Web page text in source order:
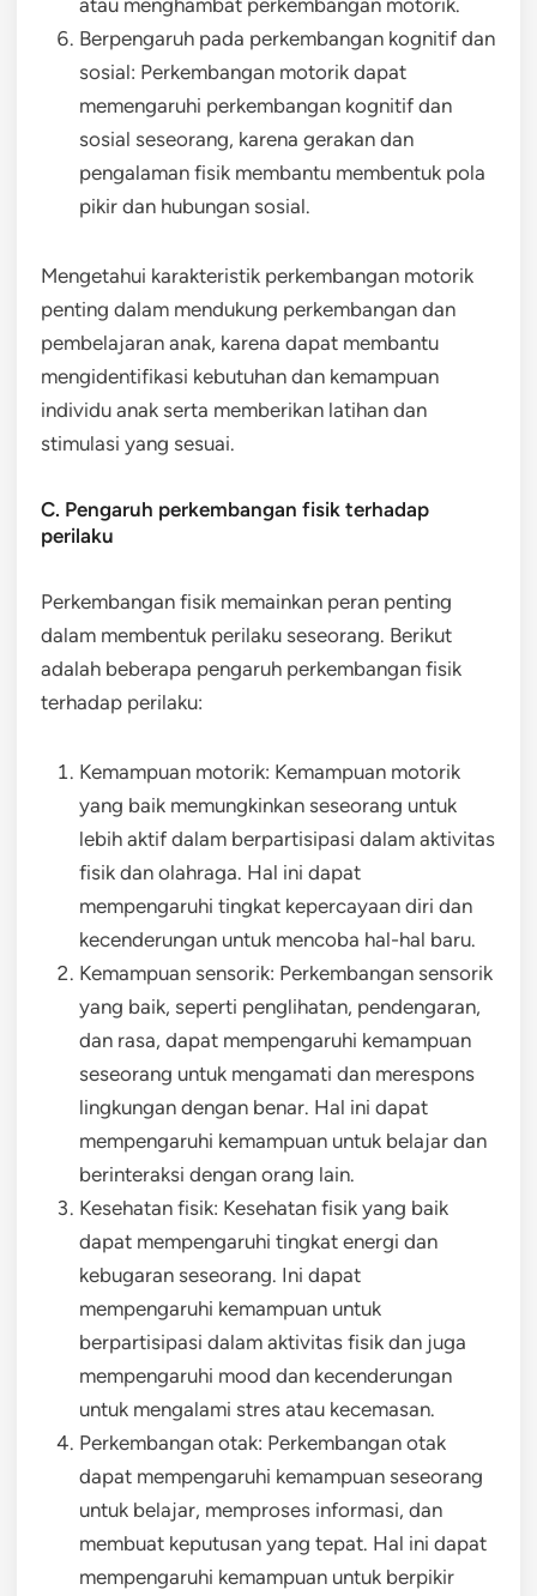
atau menghambat perkembangan motorik.
Berpengaruh pada perkembangan kognitif dan
sosial: Perkembangan motorik dapat
memengaruhi perkembangan kognitif dan
sosial seseorang, karena gerakan dan
pengalaman fisik membantu membentuk pola
pikir dan hubungan sosial.
Mengetahui karakteristik perkembangan motorik
penting dalam mendukung perkembangan dan
pembelajaran anak, karena dapat membantu
mengidentifikasi kebutuhan dan kemampuan
individu anak serta memberikan latihan dan
stimulasi yang sesuai.
C. Pengaruh perkembangan fisik terhadap
perilaku
Perkembangan fisik memainkan peran penting
dalam membentuk perilaku seseorang. Berikut
adalah beberapa pengaruh perkembangan fisik
terhadap perilaku:
Kemampuan motorik: Kemampuan motorik
yang baik memungkinkan seseorang untuk
lebih aktif dalam berpartisipasi dalam aktivitas
fisik dan olahraga. Hal ini dapat
mempengaruhi tingkat kepercayaan diri dan
kecenderungan untuk mencoba hal-hal baru.
Kemampuan sensorik: Perkembangan sensorik
yang baik, seperti penglihatan, pendengaran,
dan rasa, dapat mempengaruhi kemampuan
seseorang untuk mengamati dan merespons
lingkungan dengan benar. Hal ini dapat
mempengaruhi kemampuan untuk belajar dan
berinteraksi dengan orang lain.
Kesehatan fisik: Kesehatan fisik yang baik
dapat mempengaruhi tingkat energi dan
kebugaran seseorang. Ini dapat
mempengaruhi kemampuan untuk
berpartisipasi dalam aktivitas fisik dan juga
mempengaruhi mood dan kecenderungan
untuk mengalami stres atau kecemasan.
Perkembangan otak: Perkembangan otak
dapat mempengaruhi kemampuan seseorang
untuk belajar, memproses informasi, dan
membuat keputusan yang tepat. Hal ini dapat
mempengaruhi kemampuan untuk berpikir